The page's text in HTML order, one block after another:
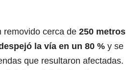
removido cerca de 250 metros
la vía en un 80 % y se
que resultaron afectadas.